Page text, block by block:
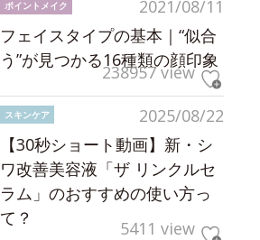
2021/08/11
ポイントメイク
フェイスタイプの基本｜“似合
う”が見つかる16種類の顔印象
238957 view
2025/08/22
スキンケア
【30秒ショート動画】新・シ
ワ改善美容液「ザ リンクルセ
ラム」のおすすめの使い方っ
て？
5411 view